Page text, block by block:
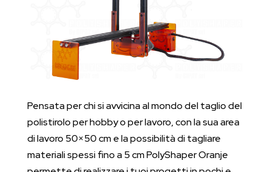
Pensata per chi si avvicina al mondo del taglio del
polistirolo per hobby o per lavoro, con la sua area
di lavoro 50×50 cm e la possibilità di tagliare
materiali spessi fino a 5 cm PolyShaper Oranje